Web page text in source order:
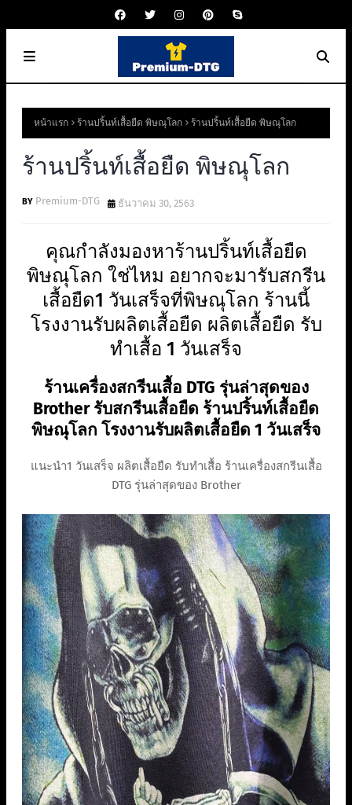
หน้าแรก ร้านปริ้นท์เสื้อยืด พิษณุโลก ร้านปริ้นท์เสื้อยืด พิษณุโลก
ร้านปริ้นท์เสื้อยืด พิษณุโลก
Premium-DTG ธันวาคม 30, 2563
คุณกำลังมองหาร้านปริ้นท์เสื้อยืด
พิษณุโลก ใช่ไหม อยากจะมารับสกรีน
เสื้อยืด1 วันเสร็จที่พิษณุโลก ร้านนี้
โรงงานรับผลิตเสื้อยืด ผลิตเสื้อยืด รับ
ทำเสื้อ 1 วันเสร็จ
ร้านเครื่องสกรีนเสื้อ DTG รุ่นล่าสุดของ
Brother รับสกรีนเสื้อยืด ร้านปริ้นท์เสื้อยืด
พิษณุโลก โรงงานรับผลิตเสื้อยืด 1 วันเสร็จ
แนะนำ1 วันเสร็จ ผลิตเสื้อยืด รับทำเสื้อ ร้านเครื่องสกรีนเสื้อ
DTG รุ่นล่าสุดของ Brother